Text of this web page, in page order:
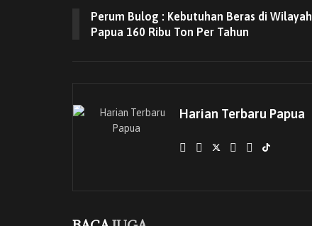
Perum Bulog : Kebutuhan Beras di Wilayah
Papua 160 Ribu Ton Per Tahun
Harian Terbaru Papua